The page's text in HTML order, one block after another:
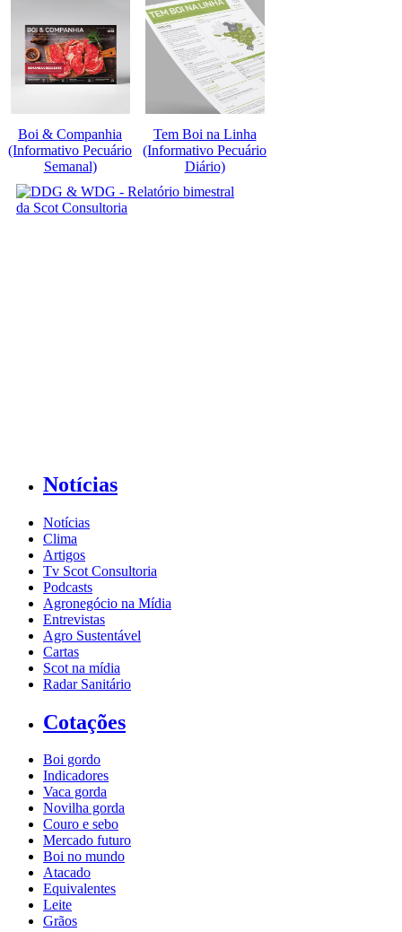
Boi & Companhia
(Informativo Pecuário
Semanal)
Tem Boi na Linha
(Informativo Pecuário
Diário)
Notícias
Notícias
Clima
Artigos
Tv Scot Consultoria
Podcasts
Agronegócio na Mídia
Entrevistas
Agro Sustentável
Cartas
Scot na mídia
Radar Sanitário
Cotações
Boi gordo
Indicadores
Vaca gorda
Novilha gorda
Couro e sebo
Mercado futuro
Boi no mundo
Atacado
Equivalentes
Leite
Grãos